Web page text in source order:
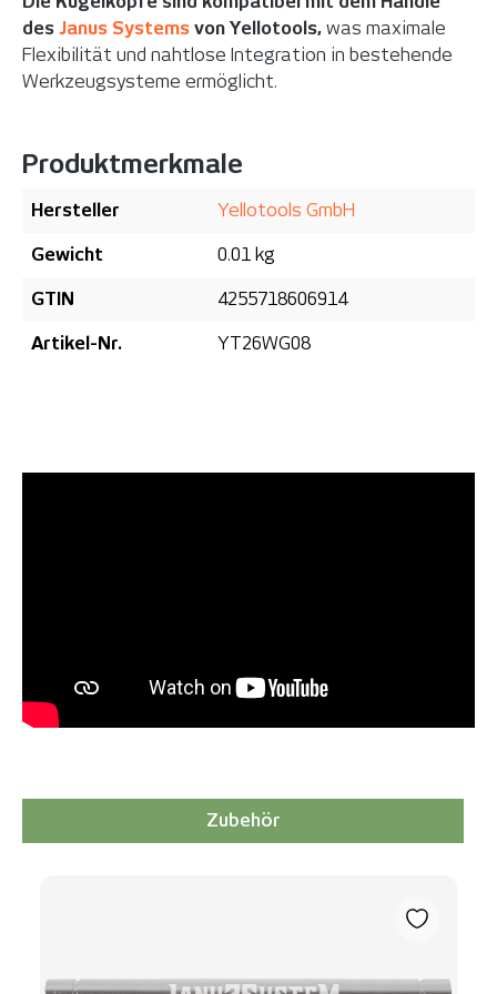
des Janus Systems von Yellotools, was maximale
Flexibilität und nahtlose Integration in bestehende
Werkzeugsysteme ermöglicht.
Produktmerkmale
Hersteller Yellotools GmbH
Gewicht 0.01 kg
GTIN 4255718606914
Artikel-Nr. YT26WG08
Zubehör